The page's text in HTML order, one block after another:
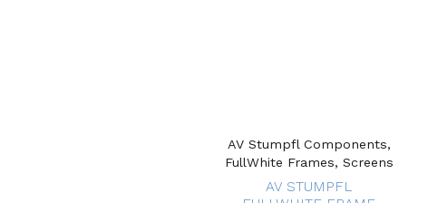
AV Stumpfl Components,
FullWhite Frames, Screens
AV STUMPFL